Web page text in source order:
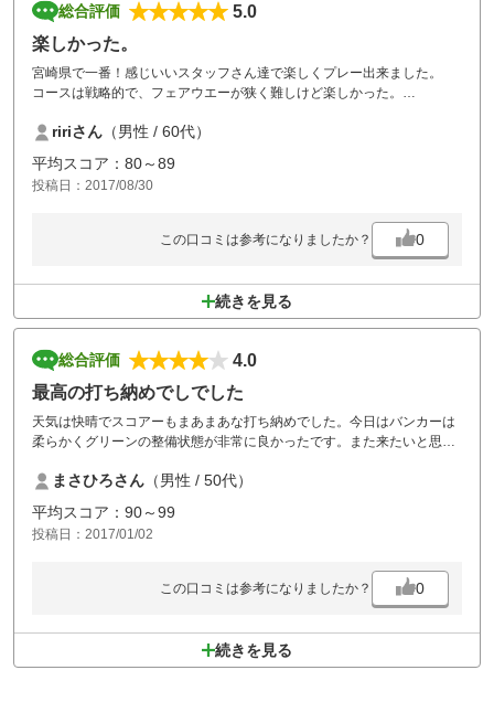
総合評価
5.0
楽しかった。
宮崎県で一番！感じいいスタッフさん達で楽しくプレー出来ました。
コースは戦略的で、フェアウエーが狭く難しけど楽しかった。
ririさん （男性 / 60代）
平均スコア：80～89
投稿日：2017/08/30
この口コミは参考になりましたか？ 0
続きを見る
総合評価
4.0
最高の打ち納めでしでした
天気は快晴でスコアーもまあまあな打ち納めでした。今日はバンカーは
柔らかくグリーンの整備状態が非常に良かったです。また来たいと思い
まさひろさん （男性 / 50代）
平均スコア：90～99
投稿日：2017/01/02
この口コミは参考になりましたか？ 0
続きを見る